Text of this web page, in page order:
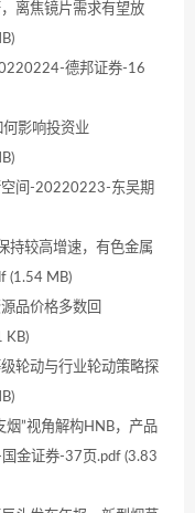
离焦镜片需求有望放
德邦证券-16
影响投资业
间-20220223-东吴期
持较高增速，有色金属
(1.54 MB)
品价格多数回
KB)
轮动与行业轮动策略探
”视角解构HNB，产品
金证券-37页.pdf (3.83